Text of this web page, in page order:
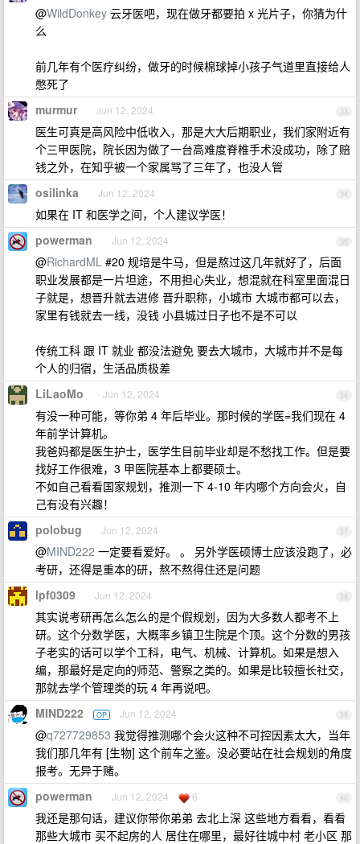
@WildDonkey 云牙医吧，现在做牙都要拍 x 光片子，你猜为什
么
前几年有个医疗纠纷，做牙的时候棉球掉小孩子气道里直接给人
憋死了
33
murmur Jun 12, 2024
医生可真是高风险中低收入，那是大大后期职业，我们家附近有
个三甲医院，院长因为做了一台高难度脊椎手术没成功，除了赔
钱之外，在知乎被一个家属骂了三年了，也没人管
34
osilinka Jun 12, 2024
如果在 IT 和医学之间，个人建议学医！
35
powerman Jun 12, 2024
@RichardML #20 规培是牛马，但是熬过这几年就好了，后面
职业发展都是一片坦途，不用担心失业，想混就在科室里面混日
子就是，想晋升就去进修 晋升职称，小城市 大城市都可以去，
家里有钱就去一线，没钱 小县城过日子也不是不可以
传统工科 跟 IT 就业 都没法避免 要去大城市，大城市并不是每
个人的归宿，生活品质极差
36
LiLaoMo Jun 12, 2024
有没一种可能，等你弟 4 年后毕业。那时候的学医=我们现在 4
年前学计算机。
我爸妈都是医生护士，医学生目前毕业却是不愁找工作。但是要
找好工作很难，3 甲医院基本上都要硕士。
不如自己看看国家规划，推测一下 4-10 年内哪个方向会火，自
己有没有兴趣！
37
polobug Jun 12, 2024
@MIND222 一定要看爱好。 。 另外学医硕博士应该没跑了，必
考研，还得是重本的研，熬不熬得住还是问题
38
lpf0309 Jun 12, 2024
其实说考研再怎么怎么的是个假规划，因为大多数人都考不上
研。这个分数学医，大概率乡镇卫生院是个顶。这个分数的男孩
子老实的话可以学个工科，电气、机械、计算机。如果是想入
编，那最好是定向的师范、警察之类的。如果是比较擅长社交，
那就去学个管理类的玩 4 年再说吧。
39
MIND222 OP Jun 12, 2024
@q727729853 我觉得推测哪个会火这种不可控因素太大，当年
我们那几年有 [生物] 这个前车之鉴。没必要站在社会规划的角度
报考。无异于赌。
40
powerman Jun 12, 2024 6
我还是那句话，建议你带你弟弟 去北上深 这些地方看看，看看
那些大城市 买不起房的人 居住在哪里，最好往城中村 老小区 那